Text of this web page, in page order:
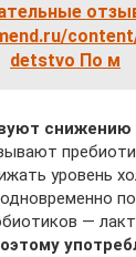
detstvo По м
снижению
уровень
—